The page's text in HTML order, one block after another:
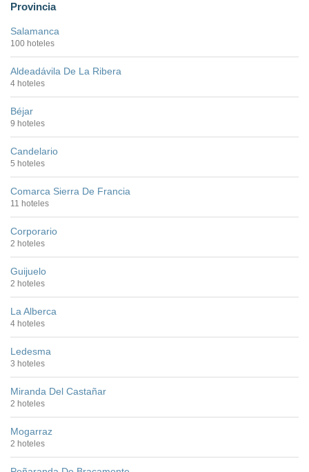
Provincia
Salamanca
100 hoteles
Aldeadávila De La Ribera
4 hoteles
Béjar
9 hoteles
Candelario
5 hoteles
Comarca Sierra De Francia
11 hoteles
Corporario
2 hoteles
Guijuelo
2 hoteles
La Alberca
4 hoteles
Ledesma
3 hoteles
Miranda Del Castañar
2 hoteles
Mogarraz
2 hoteles